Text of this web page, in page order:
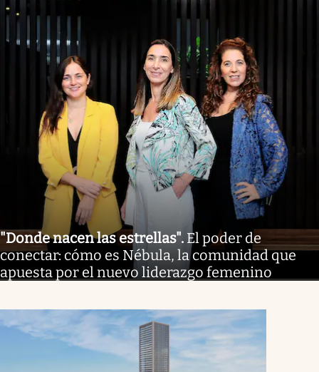
"Donde nacen las estrellas". El poder de
conectar: cómo es Nébula, la comunidad que
apuesta por el nuevo liderazgo femenino